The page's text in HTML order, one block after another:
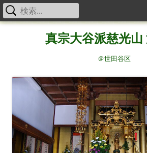
真宗大谷派慈光山
＠世田谷区
メ
検
索: